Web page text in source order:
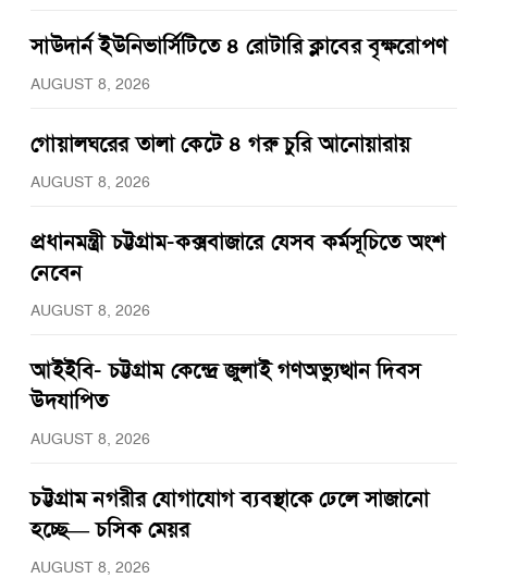
সাউদার্ন ইউনিভার্সিটিতে ৪ রোটারি ক্লাবের বৃক্ষরোপণ
AUGUST 8, 2026
গোয়ালঘরের তালা কেটে ৪ গরু চুরি আনোয়ারায়
AUGUST 8, 2026
প্রধানমন্ত্রী চট্টগ্রাম-কক্সবাজারে যেসব কর্মসূচিতে অংশ
নেবেন
AUGUST 8, 2026
আইইবি- চট্টগ্রাম কেন্দ্রে জুলাই গণঅভ্যুত্থান দিবস
উদযাপিত
AUGUST 8, 2026
চট্টগ্রাম নগরীর যোগাযোগ ব্যবস্থাকে ঢেলে সাজানো
হচ্ছে— চসিক মেয়র
AUGUST 8, 2026